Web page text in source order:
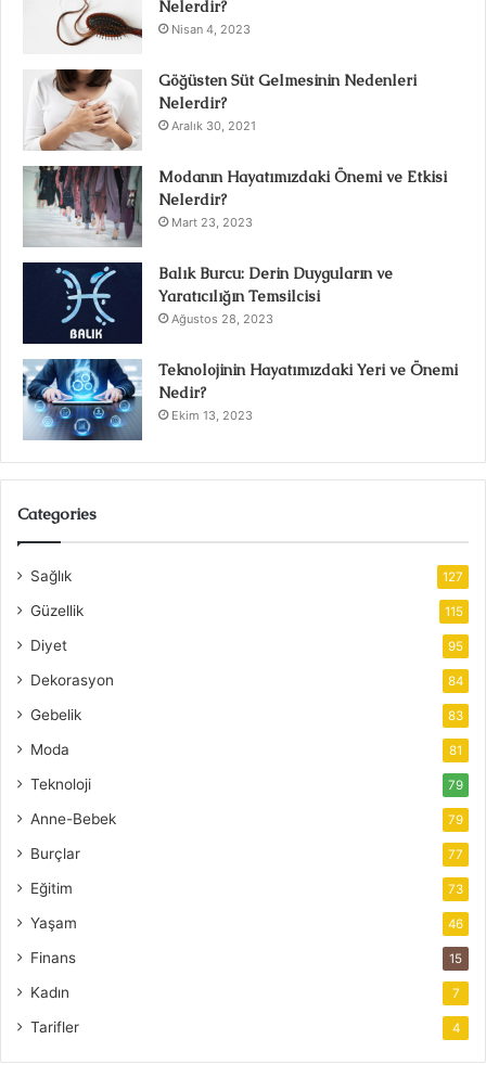
Nelerdir?
Nisan 4, 2023
Göğüsten Süt Gelmesinin Nedenleri
Nelerdir?
Aralık 30, 2021
Modanın Hayatımızdaki Önemi ve Etkisi
Nelerdir?
Mart 23, 2023
Balık Burcu: Derin Duyguların ve
Yaratıcılığın Temsilcisi
Ağustos 28, 2023
Teknolojinin Hayatımızdaki Yeri ve Önemi
Nedir?
Ekim 13, 2023
Categories
Sağlık 127
Güzellik 115
Diyet 95
Dekorasyon 84
Gebelik 83
Moda 81
Teknoloji 79
Anne-Bebek 79
Burçlar 77
Eğitim 73
Yaşam 46
Finans 15
Kadın 7
Tarifler 4